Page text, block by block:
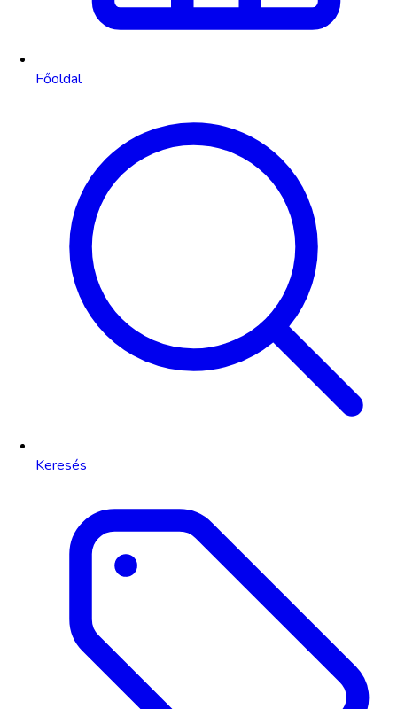
Főoldal
Keresés